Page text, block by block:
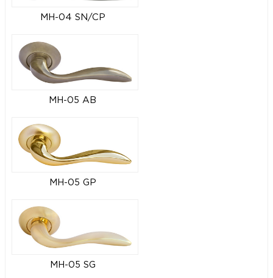
MH-04 SN/CP
MH-05 AB
MH-05 GP
MH-05 SG